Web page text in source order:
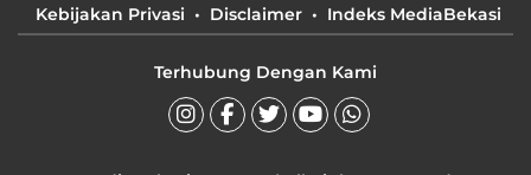
Kebijakan Privasi
Disclaimer Indeks MediaBekasi
Terhubung Dengan Kami